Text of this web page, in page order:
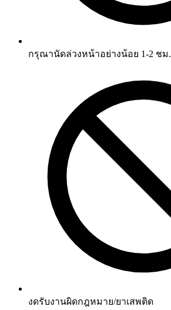
กรุณานัดล่วงหน้าอย่างน้อย 1-2 ชม.
งดรับงานผิดกฎหมาย/ยาเสพติด